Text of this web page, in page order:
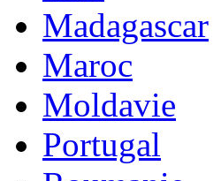
Madagascar
Maroc
Moldavie
Portugal